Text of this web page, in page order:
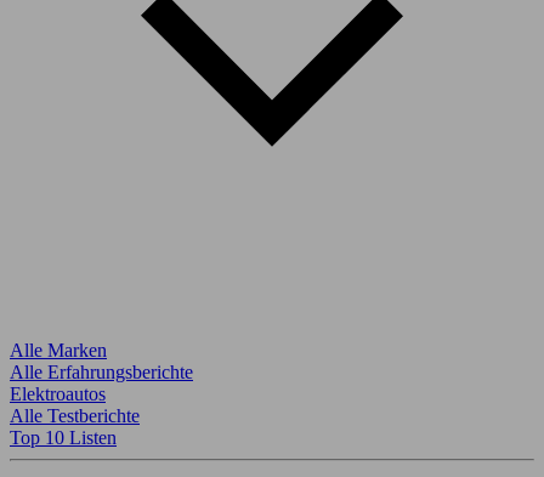
Alle Marken
Alle Erfahrungsberichte
Elektroautos
Alle Testberichte
Top 10 Listen